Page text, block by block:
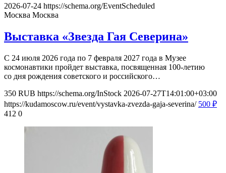
2026-07-24 https://schema.org/EventScheduled
Москва Москва
Выставка «Звезда Гая Северина»
С 24 июля 2026 года по 7 февраля 2027 года в Музее
космонавтики пройдет выставка, посвященная 100-летию
со дня рождения советского и российского…
350 RUB https://schema.org/InStock 2026-07-27T14:01:00+03:00
https://kudamoscow.ru/event/vystavka-zvezda-gaja-severina/ 500 ₽
412 0